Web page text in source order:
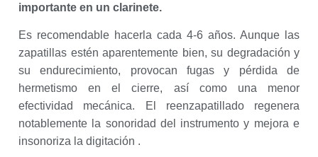
importante en un clarinete.
Es recomendable hacerla cada 4-6 años. Aunque las
zapatillas estén aparentemente bien, su degradación y
su endurecimiento, provocan fugas y pérdida de
hermetismo en el cierre, así como una menor
efectividad mecánica. El reenzapatillado regenera
notablemente la sonoridad del instrumento y mejora e
insonoriza la digitación .